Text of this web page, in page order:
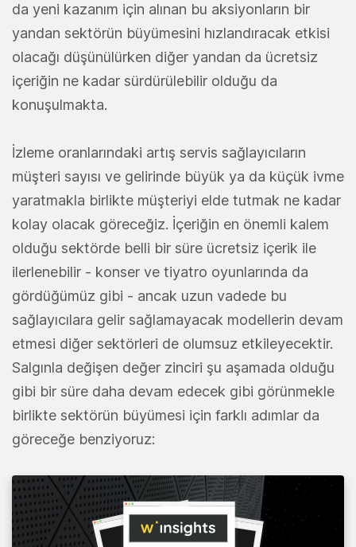
da yeni kazanım için alınan bu aksiyonların bir
yandan sektörün büyümesini hızlandıracak etkisi
olacağı düşünülürken diğer yandan da ücretsiz
içeriğin ne kadar sürdürülebilir olduğu da
konuşulmakta.
İzleme oranlarındaki artış servis sağlayıcıların
müşteri sayısı ve gelirinde büyük ya da küçük ivme
yaratmakla birlikte müşteriyi elde tutmak ne kadar
kolay olacak göreceğiz. İçeriğin en önemli kalem
olduğu sektörde belli bir süre ücretsiz içerik ile
ilerlenebilir - konser ve tiyatro oyunlarında da
gördüğümüz gibi - ancak uzun vadede bu
sağlayıcılara gelir sağlamayacak modellerin devam
etmesi diğer sektörleri de olumsuz etkileyecektir.
Salgınla değişen değer zinciri şu aşamada olduğu
gibi bir süre daha devam edecek gibi görünmekle
birlikte sektörün büyümesi için farklı adımlar da
göreceğe benziyoruz: